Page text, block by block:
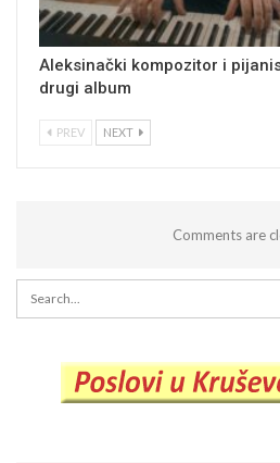
Aleksinački kompozitor i
drugi album
PREV NEXT
Comments are